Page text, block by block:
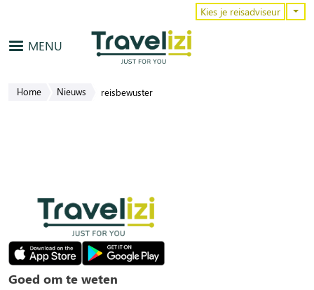
Overslaan en naar de inhoud gaan
MENU
Kies je reisadviseur
Home Nieuws reisbewuster
Goed om te weten